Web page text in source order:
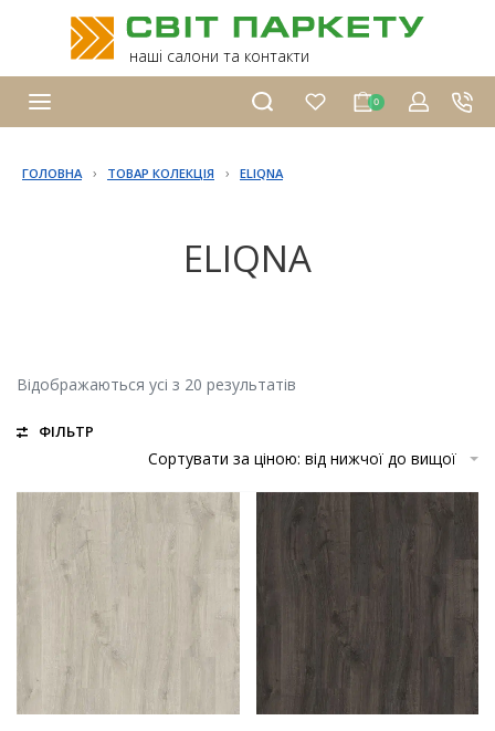
наші салони та контакти
0
ГОЛОВНА › ТОВАР КОЛЕКЦІЯ › ELIQNA
ELIQNA
Відображаються усі з 20 результатів
ФІЛЬТР
Сортувати за ціною: від нижчої до вищої